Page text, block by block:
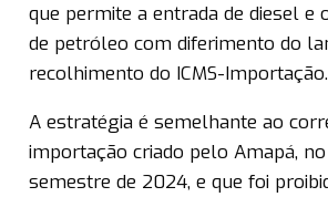
que permite a entrada de diesel e
de petróleo com diferimento do
recolhimento do ICMS-Importação.
A estratégia é semelhante ao
importação criado pelo Amapá,
semestre de 2024, e que foi